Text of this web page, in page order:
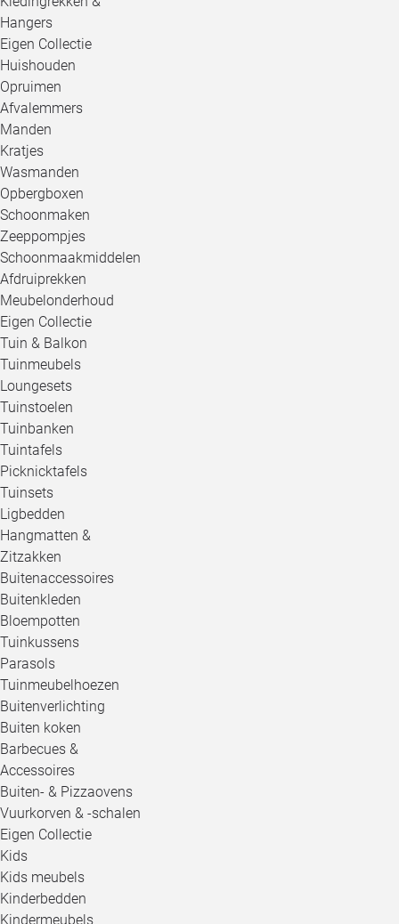
Hangers
Eigen Collectie
Huishouden
Opruimen
Afvalemmers
Manden
Kratjes
Wasmanden
Opbergboxen
Schoonmaken
Zeeppompjes
Schoonmaakmiddelen
Afdruiprekken
Meubelonderhoud
Eigen Collectie
Tuin & Balkon
Tuinmeubels
Loungesets
Tuinstoelen
Tuinbanken
Tuintafels
Picknicktafels
Tuinsets
Ligbedden
Hangmatten &
Zitzakken
Buitenaccessoires
Buitenkleden
Bloempotten
Tuinkussens
Parasols
Tuinmeubelhoezen
Buitenverlichting
Buiten koken
Barbecues &
Accessoires
Buiten- & Pizzaovens
Vuurkorven & -schalen
Eigen Collectie
Kids
Kids meubels
Kinderbedden
Kindermeubels